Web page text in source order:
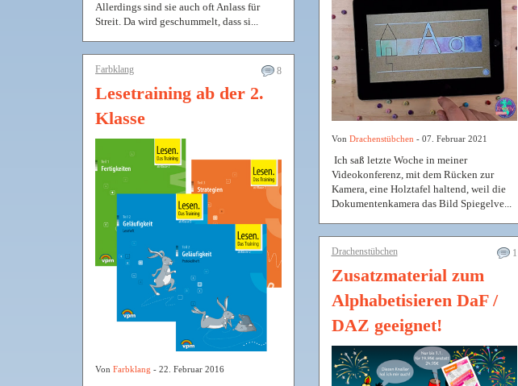
Allerdings sind sie auch oft Anlass für
Streit. Da wird geschummelt, dass si...
8
Farbklang
Lesetraining ab der 2.
Klasse
Von Farbklang - 22. Februar 2016
Von Drachenstübchen - 07. Februar 2021
Ich saß letzte Woche in meiner
Videokonferenz, mit dem Rücken zur
Kamera, eine Holztafel haltend, weil die
Dokumentenkamera das Bild Spiegelve...
1
Drachenstübchen
Zusatzmaterial zum
Alphabetisieren DaF /
DAZ geeignet!